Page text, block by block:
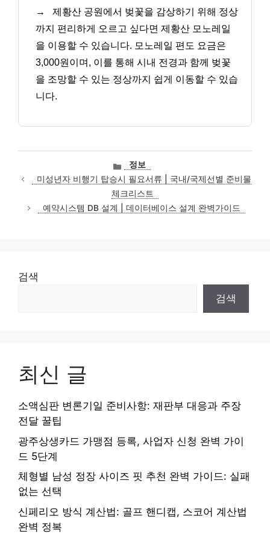
→
제황산 공원에서 벚꽃을 감상하기 위해 정상
까지 편리하게 오르고 싶다면 제황산 모노레일
을 이용할 수 있습니다. 모노레일 편도 요금은
3,000원이며, 이를 통해 시내 전경과 함께 벚꽃
을 조망할 수 있는 정상까지 쉽게 이동할 수 있습
니다.
카
테
고
리
정보
미성년자 비행기 탑승시 필요서류 | 국내/국제선별 준비물
체크리스트
예약시스템 DB 설계 | 데이터베이스 설계 완벽가이드
검색
검색
최신 글
소액심판 변론기일 준비사항: 재판부 대응과 주장
전달 꿀팁
광주상생카드 가맹점 등록, 사업자 신청 완벽 가이
드 5단계
체형별 남성 정장 사이즈 핏 추천 완벽 가이드: 실패
없는 선택
신페리오 방식 계산법: 골프 핸디캡, 스코어 계산법
완벽 정복